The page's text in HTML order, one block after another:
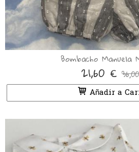
Bombacho Manuela
21,60 €
Añadir a